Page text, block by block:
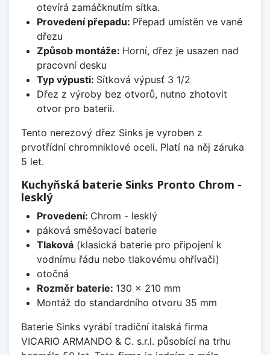
otevírá zamáčknutím sítka.
Provedení přepadu: Přepad umístěn ve vaně
dřezu
Způsob montáže: Horní, dřez je usazen nad
pracovní desku
Typ výpusti: Sítková výpusť 3 1/2
Dřez z výroby bez otvorů, nutno zhotovit
otvor pro baterii.
Tento nerezový dřez Sinks je vyroben z
prvotřídní chromniklové oceli. Platí na něj záruka
5 let.
Kuchyňská baterie Sinks Pronto Chrom -
lesklý
Provedení: Chrom - lesklý
páková směšovací baterie
Tlaková(klasická baterie pro připojení k
vodnímu řádu nebo tlakovému ohřívači)
otočná
Rozměr baterie: 130 x 210 mm
Montáž do standardního otvoru 35 mm
Baterie Sinks vyrábí tradiční italská firma
VICARIO ARMANDO & C. s.r.l. působící na trhu